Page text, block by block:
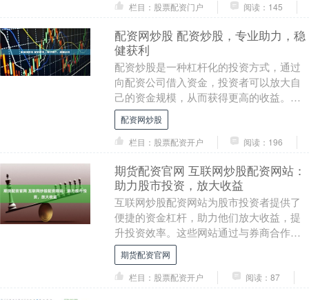
栏目：股票配资门户
阅读：145
配资网炒股 配资炒股，专业助力，稳
健获利
配资炒股是一种杠杆化的投资方式，通过
向配资公司借入资金，投资者可以放大自
己的资金规模，从而获得更高的收益。然
而，配资炒股也存在一定的风险，因此选
择一家专业的配资....
配资网炒股
栏目：股票配资开户
阅读：196
期货配资官网 互联网炒股配资网站：
助力股市投资，放大收益
互联网炒股配资网站为股市投资者提供了
便捷的资金杠杆，助力他们放大收益，提
升投资效率。这些网站通过与券商合作，
为投资者提供资金借贷服务，使他们能够
以较小的本金撬动....
期货配资官网
栏目：股票配资开户
阅读：87